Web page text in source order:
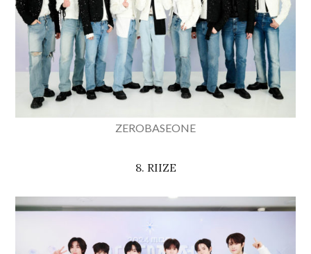
ZEROBASEONE
8. RIIZE